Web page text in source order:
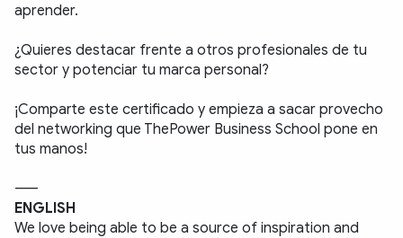
aprender.
¿Quieres destacar frente a otros profesionales de tu
sector y potenciar tu marca personal?
¡Comparte este certificado y empieza a sacar provecho
del networking que ThePower Business School pone en
tus manos!
-----
ENGLISH
We love being able to be a source of inspiration and